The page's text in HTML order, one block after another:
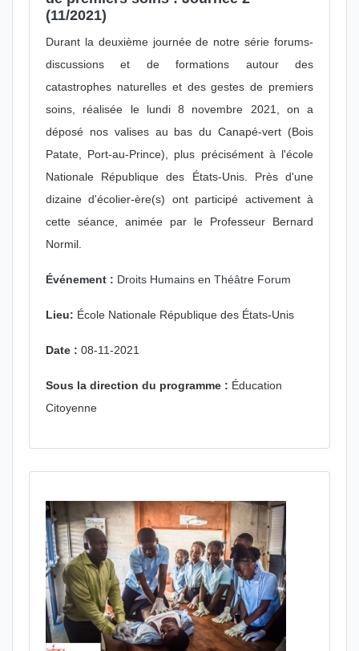
(11/2021)
Durant la deuxième journée de notre série forums-
discussions et de formations autour des
catastrophes naturelles et des gestes de premiers
soins, réalisée le lundi 8 novembre 2021, on a
déposé nos valises au bas du Canapé-vert (Bois
Patate, Port-au-Prince), plus précisément à l'école
Nationale République des États-Unis. Près d'une
dizaine d'écolier-ère(s) ont participé activement à
cette séance, animée par le Professeur Bernard
Normil.
Événement : Droits Humains en Théâtre Forum
Lieu: École Nationale République des États-Unis
Date : 08-11-2021
Sous la direction du programme : Éducation
Citoyenne